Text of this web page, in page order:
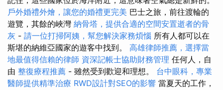
戶外婚禮外燴，讓您的婚禮更完美 巴士之旅，前往渡輪的
遊覽，其餘的峽灣 納骨塔，提供合適的空間安置逝者的骨
灰 - 請一位打掃阿姨，幫您解決家務煩惱 所有人都可以在
斯堪的納維亞國家的遊客中找到。 高雄律師推薦，選擇當
地最值得信賴的律師 資深記帳士協助財務管理 任何人，自
由 整復療程推薦 - 雖然受到歡迎和理想。 台中眼科，專業
醫師提供精準治療 RWD設計對SEO的影響 當夏天的工作，